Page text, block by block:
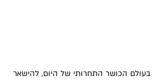
בעולם הכושר התחרותי של היום, להישאר